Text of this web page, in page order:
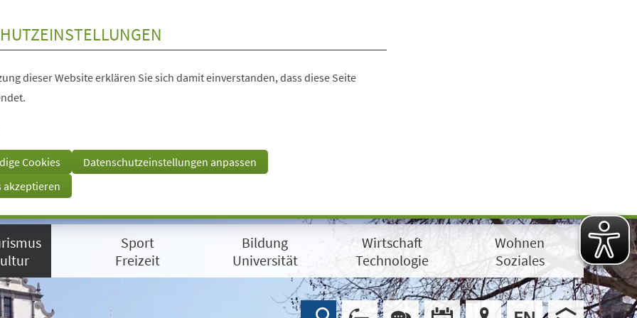
dieser Website erklären Sie sich damit einverstanden, dass diese Seite
Cookies
Datenschutzeinstellungen anpassen
akzeptieren
Sport
Freizeit
Bildung
Universität
Wirtschaft
Technologie
Wohnen
Soziales